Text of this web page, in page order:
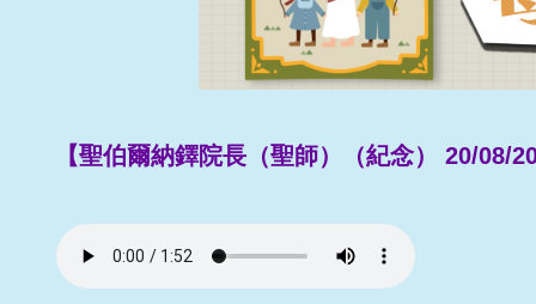
【聖伯爾納鐸院長（聖師）（紀念） 20/08/